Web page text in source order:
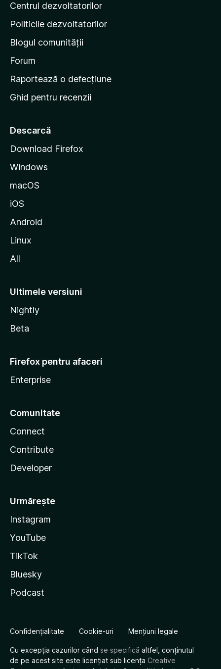
g
i
a
d
e
t
r
M
o
l
l
Centrul dezvoltatorilor
Politicile dezvoltatorilor
Blogul comunității
Forum
Raportează o defecțiune
Ghid pentru recenzii
Descarcă
Download Firefox
Windows
macOS
iOS
Android
Linux
All
Ultimele versiuni
Nightly
Beta
Firefox pentru afaceri
Enterprise
Comunitate
Connect
Contribute
Developer
Urmărește
Instagram
YouTube
TikTok
Bluesky
Podcast
Confidențialitate Cookie-uri Mențiuni legale
Cu excepția cazurilor când se specifică altfel, conținutul
de pe acest site este licențiat sub licența Creative